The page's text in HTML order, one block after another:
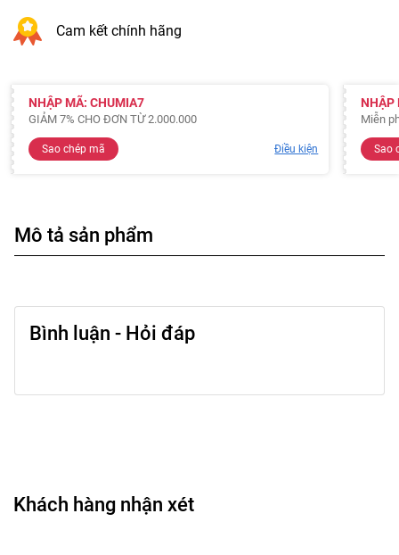
Cam kết chính hãng
NHẬP MÃ: CHUMIA7
GIẢM 7% CHO ĐƠN TỪ 2.000.000
Sao chép mã Điều kiện
NHẬP
Miễn
Sao
Mô tả sản phẩm
Bình luận - Hỏi đáp
Khách hàng nhận xét